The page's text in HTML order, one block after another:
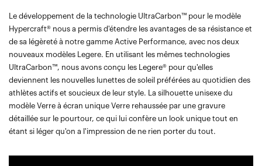
Le développement de la technologie UltraCarbon™ pour le modèle
Hypercraft® nous a permis d'étendre les avantages de sa résistance et
de sa légèreté à notre gamme Active Performance, avec nos deux
nouveaux modèles Legere. En utilisant les mêmes technologies
UltraCarbon™, nous avons conçu les Legere® pour qu'elles
deviennent les nouvelles lunettes de soleil préférées au quotidien des
athlètes actifs et soucieux de leur style. La silhouette unisexe du
modèle Verre à écran unique Verre rehaussée par une gravure
détaillée sur le pourtour, ce qui lui confère un look unique tout en
étant si léger qu'on a l'impression de ne rien porter du tout.